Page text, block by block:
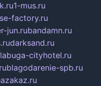
1-mus.ru
factory.ru
jun.rubandamn.ru
darksand.ru
cityhotel.ru
blagodarenie-spb.ru